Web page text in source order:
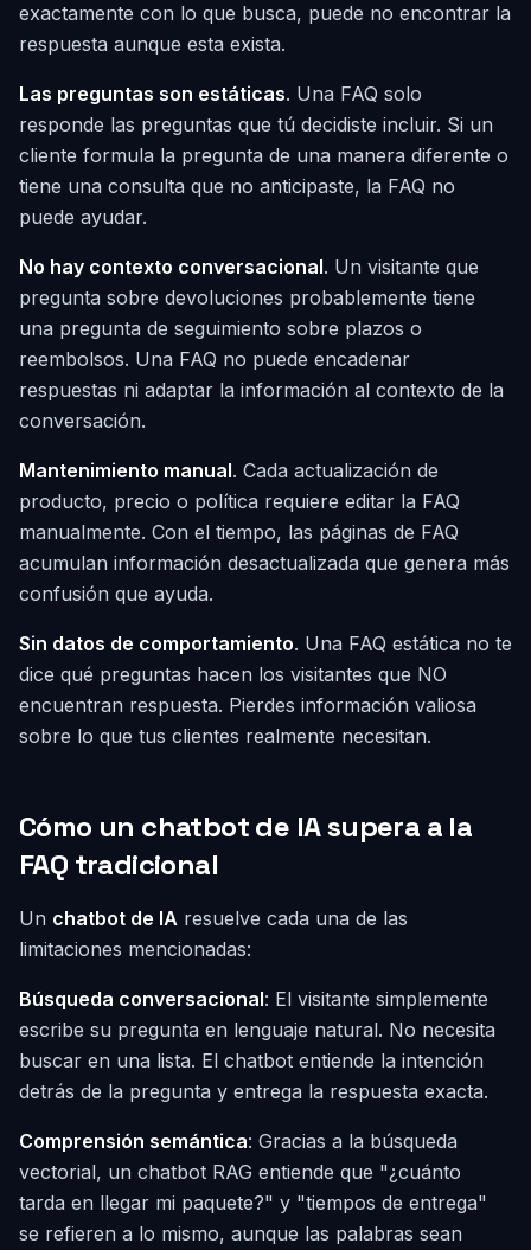
exactamente con lo que busca, puede no encontrar la
respuesta aunque esta exista.
Las preguntas son estáticas. Una FAQ solo
responde las preguntas que tú decidiste incluir. Si un
cliente formula la pregunta de una manera diferente o
tiene una consulta que no anticipaste, la FAQ no
puede ayudar.
No hay contexto conversacional. Un visitante que
pregunta sobre devoluciones probablemente tiene
una pregunta de seguimiento sobre plazos o
reembolsos. Una FAQ no puede encadenar
respuestas ni adaptar la información al contexto de la
conversación.
Mantenimiento manual. Cada actualización de
producto, precio o política requiere editar la FAQ
manualmente. Con el tiempo, las páginas de FAQ
acumulan información desactualizada que genera más
confusión que ayuda.
Sin datos de comportamiento. Una FAQ estática no te
dice qué preguntas hacen los visitantes que NO
encuentran respuesta. Pierdes información valiosa
sobre lo que tus clientes realmente necesitan.
Cómo un chatbot de IA supera a la
FAQ tradicional
Un chatbot de IA resuelve cada una de las
limitaciones mencionadas:
Búsqueda conversacional: El visitante simplemente
escribe su pregunta en lenguaje natural. No necesita
buscar en una lista. El chatbot entiende la intención
detrás de la pregunta y entrega la respuesta exacta.
Comprensión semántica: Gracias a la búsqueda
vectorial, un chatbot RAG entiende que "¿cuánto
tarda en llegar mi paquete?" y "tiempos de entrega"
se refieren a lo mismo, aunque las palabras sean